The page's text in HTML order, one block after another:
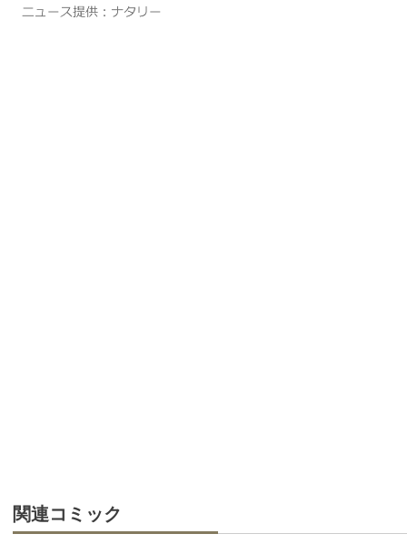
関連コミック